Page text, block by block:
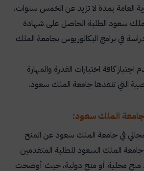
العامة بمدة لا تزيد عن الخمس سنوات.
سعود الطلبة الحاصل على شهادة
في برامج البكالوريوس بجامعة الملك
كافة اختبارات القدرة والمهارة
التي تنفذها جامعة الملك سعود.
جامعة الملك سعود:
في جامعة الملك سعود عن المنح
جامعة الملك السعود للطلبة المتقدمين
منح محلية أو منح دولية، حيث أوضحت